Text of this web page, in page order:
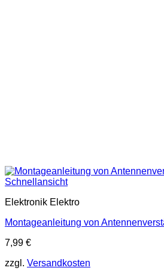
Schnellansicht
Elektronik Elektro
Montageanleitung von
7,99 €
zzgl. Versandkosten